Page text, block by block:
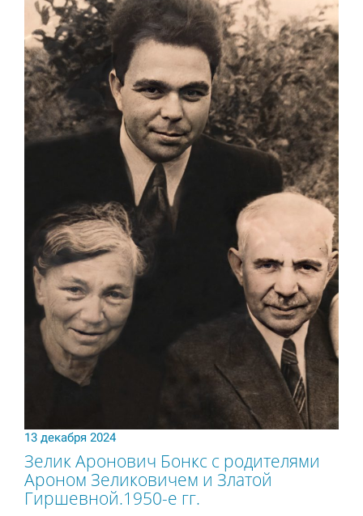
13 декабря 2024
Зелик Аронович Бонкс с родителями
Ароном Зеликовичем и Златой
Гиршевной.1950-е гг.